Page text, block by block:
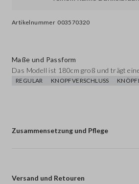
Artikelnummer 003570320
Maße und Passform
Das Modell ist 180cm groß und trägt
REGULAR KNOPFVERSCHLUSS
Zusammensetzung und Pflege
Versand und Retouren